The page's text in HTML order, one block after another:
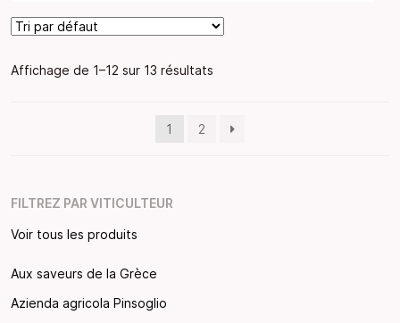
Affichage de 1–12 sur 13 résultats
1 2
FILTREZ PAR VITICULTEUR
Voir tous les produits
Aux saveurs de la Grèce
Azienda agricola Pinsoglio